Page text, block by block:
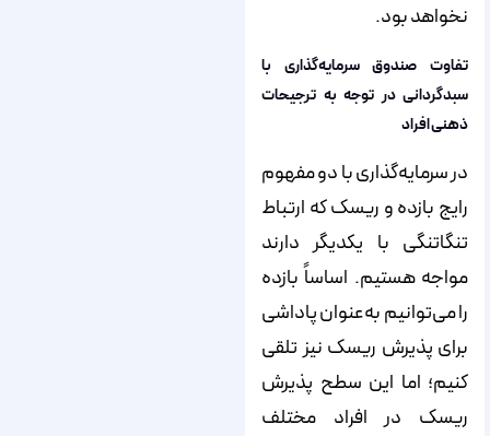
نخواهد بود.
تفاوت صندوق سرمایه‌گذاری با
سبدگردانی در توجه به ترجیحات
ذهنی افراد
در سرمایه‌گذاری با دو مفهوم
رایج بازده و ریسک که ارتباط
تنگاتنگی با یکدیگر دارند
مواجه هستیم. اساساً بازده
را می‌توانیم به‌عنوان پاداشی
برای پذیرش ریسک نیز تلقی
کنیم؛ اما این سطح پذیرش
ریسک در افراد مختلف